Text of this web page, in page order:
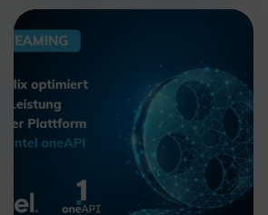
Generation basieren, um seine
Large Language Models
(LLM) zu optimieren.